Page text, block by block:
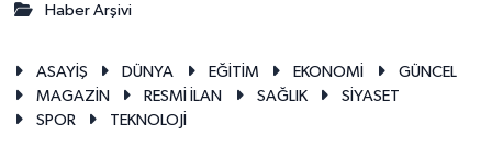
Haber Arşivi
ASAYİŞ DÜNYA EĞİTİM EKONOMİ
GÜNCEL
MAGAZİN
RESMİ İLAN SAĞLIK
SİYASET
SPOR
TEKNOLOJİ